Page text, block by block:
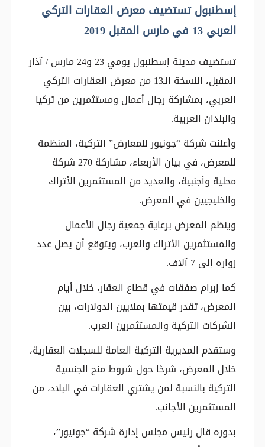
إسطنبول تستضيف معرض العقارات التركي
العربي 13 في مارس المقبل 2019
تستضيف مدينة إسطنبول يومي 23 و24 مارس / آذار
المقبل، النسخة الـ13 من معرض العقارات التركي
العربي، بمشاركة رجال أعمال ومستثمرين من تركيا
والبلدان العربية.
وأعلنت شركة “جونيور للمعارض” التركية، المنظمة
للمعرض، في بيان الأربعاء، مشاركة 270 شركة
محلية وأجنبية، والعديد من المستثمرين الأتراك
والخليجيين في المعرض.
وينظم المعرض برعاية جمعية رجال الأعمال
والمستثمرين الأتراك والعرب، ويتوقع أن يصل عدد
زواره إلى 7 آلاف.
كما إبرام صفقات في قطاع العقار، خلال أيام
المعرض، تقدر قيمتها بملايين الدولارات، بين
الشركات التركية والمستثمرين العرب.
وستقدم المديرية التركية العامة للسجلات العقارية،
خلال المعرض، شرحًا حول شروط منح الجنسية
التركية بالنسبة لمن يشتري العقارات في البلاد، من
المستثمرين الأجانب.
بدوره قال رئيس مجلس إدارة شركة “جونيور”،